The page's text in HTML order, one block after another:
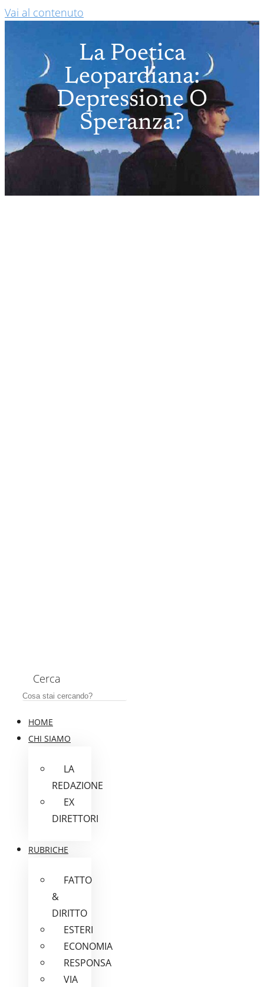
Vai al contenuto
La Poetica
Leopardiana:
Depressione O
Speranza?
Cerca
HOME
CHI SIAMO
LA
REDAZIONE
EX
DIRETTORI
RUBRICHE
FATTO
&
DIRITTO
ESTERI
ECONOMIA
RESPONSA
VIA